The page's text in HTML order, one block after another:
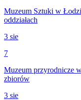
Muzeum Sztuki w
oddziałach
3 sie
7
Muzeum przyrodnicze
zbiorów
3 sie